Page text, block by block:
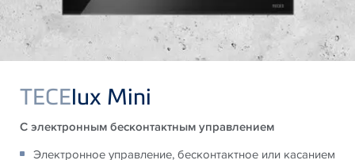
TECElux Mini
С электронным бесконтактным управлением
Электронное управление, бесконтактное или касанием